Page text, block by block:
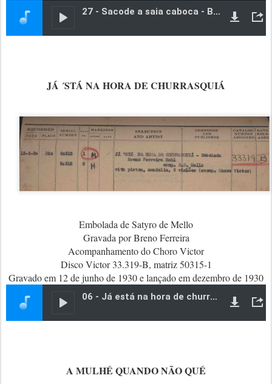
JÁ ´STÁ NA HORA DE CHURRASQUIÁ
Embolada de Satyro de Mello
Gravada por Breno Ferreira
Acompanhamento do Choro Victor
Disco Victor 33.319-B, matriz 50315-1
Gravado em 12 de junho de 1930 e lançado em dezembro de 1930
A MULHÉ QUANDO NÃO QUÉ